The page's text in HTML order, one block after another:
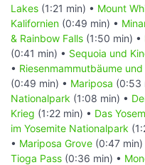
Lakes (1:21 min) • Mount
Kalifornien (0:49 min) •
& Rainbow Falls (1:50 min) •
(0:41 min) • Sequoia und
• Riesenmammutbäume
(0:49 min) • Mariposa (0:53
Nationalpark (1:08 min) •
Krieg (1:22 min) • Das
im Yosemite Nationalpark
• Mariposa Grove (0:47 min)
Tioga Pass (0:36 min) •